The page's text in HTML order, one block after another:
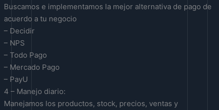
Buscamos e implementamos la mejor alternativa de pago de
acuerdo a tu negocio
– Decidir
– NPS
– Todo Pago
– Mercado Pago
– PayU
4 – Manejo diario:
Manejamos los productos, stock, precios, ventas y